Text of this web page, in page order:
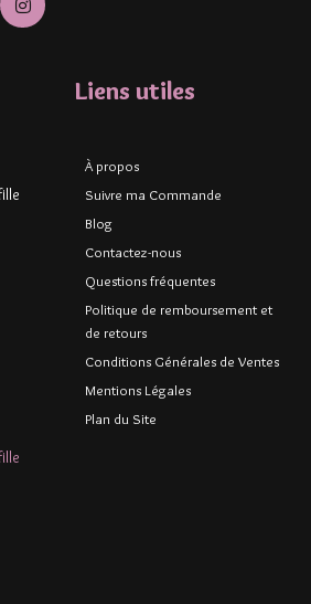
Liens utiles
À propos
Suivre ma Commande
Blog
Contactez-nous
Questions fréquentes
Politique de remboursement et
de retours
Conditions Générales de Ventes
Mentions Légales
Plan du Site